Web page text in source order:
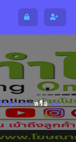
าสู่ระบบหรือลง